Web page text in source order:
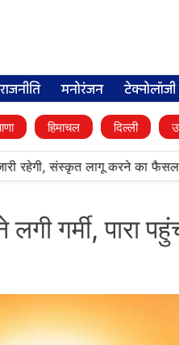
राजनीति मनोरंजन टेक्नोलॉजी
हिमाचल दिल्ली
रहेगी, संस्कृत लागू करने का फैसला
गर्मी, पारा